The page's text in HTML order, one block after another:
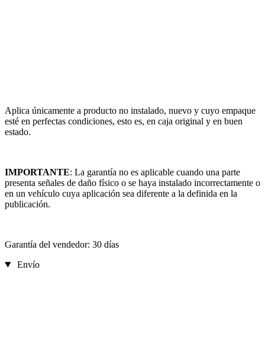
Aplica únicamente a producto no instalado, nuevo y cuyo empaque
esté en perfectas condiciones, esto es, en caja original y en buen
estado.
IMPORTANTE: La garantía no es aplicable cuando una parte
presenta señales de daño físico o se haya instalado incorrectamente o
en un vehículo cuya aplicación sea diferente a la definida en la
publicación.
Garantía del vendedor: 30 días
Envío